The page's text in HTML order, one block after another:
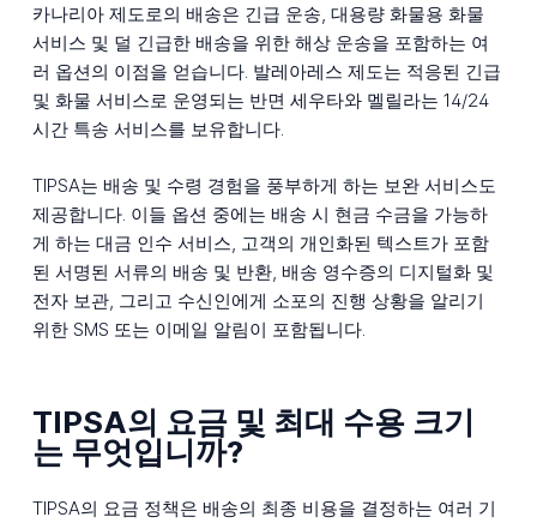
카나리아 제도로의 배송은 긴급 운송, 대용량 화물용 화물
서비스 및 덜 긴급한 배송을 위한 해상 운송을 포함하는 여
러 옵션의 이점을 얻습니다. 발레아레스 제도는 적응된 긴급
및 화물 서비스로 운영되는 반면 세우타와 멜릴라는 14/24
시간 특송 서비스를 보유합니다.
TIPSA는 배송 및 수령 경험을 풍부하게 하는 보완 서비스도
제공합니다. 이들 옵션 중에는 배송 시 현금 수금을 가능하
게 하는 대금 인수 서비스, 고객의 개인화된 텍스트가 포함
된 서명된 서류의 배송 및 반환, 배송 영수증의 디지털화 및
전자 보관, 그리고 수신인에게 소포의 진행 상황을 알리기
위한 SMS 또는 이메일 알림이 포함됩니다.
TIPSA의 요금 및 최대 수용 크기
는 무엇입니까?
TIPSA의 요금 정책은 배송의 최종 비용을 결정하는 여러 기